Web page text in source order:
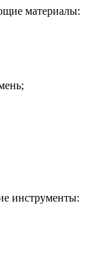
инструменты: